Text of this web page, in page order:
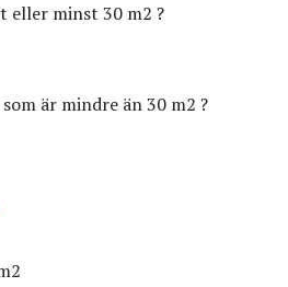
eller minst 30 m2 ?
är mindre än 30 m2 ?